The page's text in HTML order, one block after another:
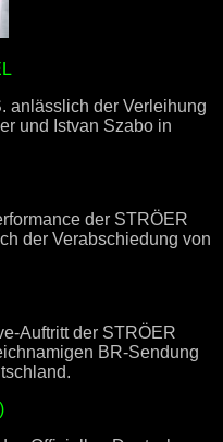
anlässlich der Verleihung
und Istvan Szabo in
der STRÖER
der Verabschiedung von
Auftritt der STRÖER
BR-Sendung